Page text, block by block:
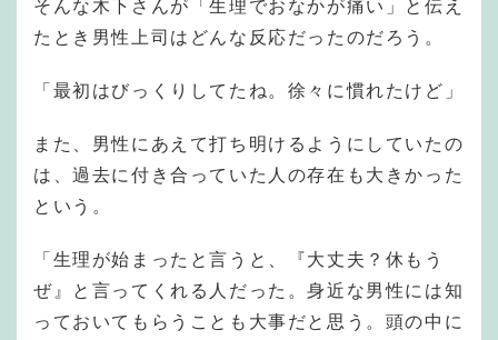
そんな木下さんが「生理でおなかが痛い」と伝え
たとき男性上司はどんな反応だったのだろう。
「最初はびっくりしてたね。徐々に慣れたけど」
また、男性にあえて打ち明けるようにしていたの
は、過去に付き合っていた人の存在も大きかった
という。
「生理が始まったと言うと、『大丈夫？休もう
ぜ』と言ってくれる人だった。身近な男性には知
っておいてもらうことも大事だと思う。頭の中に